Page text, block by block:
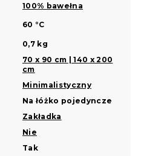
100% bawełna
60 °C
0,7 kg
70 x 90 cm | 140 x 200
cm
Minimalistyczny
Na łóżko pojedyncze
Zakładka
Nie
Tak